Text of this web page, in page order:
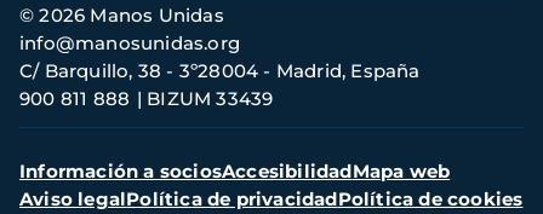
Información
de
contacto
© 2026 Manos Unidas
C/ Barquillo, 38 - 3º28004 - Madrid, España
900 811 888
BIZUM 33439
info@manosunidas.org
Menú
secundario
Información a sociosAccesibilidadMapa web
Aviso legalPolítica de privacidadPolítica de cookies